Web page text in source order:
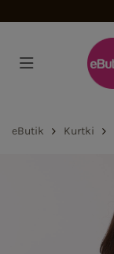
eButik Kurtki